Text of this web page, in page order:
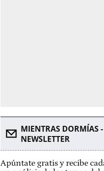
MIENTRAS DORMÍAS -
NEWSLETTER
Apúntate gratis y recibe